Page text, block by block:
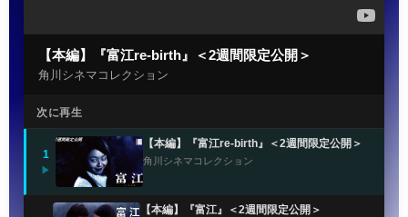
【本編】『富江re-birth』＜2週間限定公開＞
角川シネマコレクション
次に再生
1
▶
【本編】『富江re-birth』＜2週間限定公開＞
角川シネマコレクション
【本編】『富江』＜2週間限定公開＞